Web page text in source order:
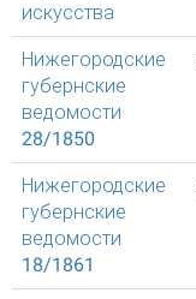
искусства
Нижегородские
губернские
ведомости
28/1850
Нижегородские
губернские
ведомости
18/1861